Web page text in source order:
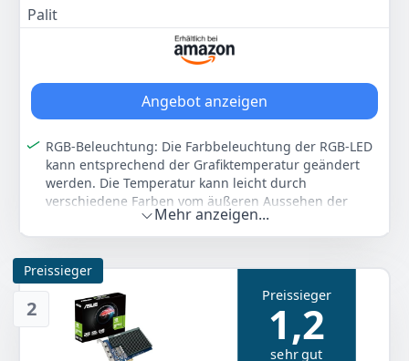
Boost, Ampere Architektur, 3X DisplayPort,
HDMI, Dual Lüfter, NE63050019P1-190AD,
Palit
Angebot anzeigen
RGB-Beleuchtung: Die Farbbeleuchtung der RGB-LED
kann entsprechend der Grafiktemperatur geändert
werden. Die Temperatur kann leicht durch
verschiedene Farben vom äußeren Aussehen der
Grafikkarte erkannt werden. Spieler können aus 16,8
Millionen Farben wählen, um ihren eigenen Stil und
Vorlieben zu entsprechen.
0 dB TECH: Bleiben Sie ruhig, während Sie die
Multimedia-Anwendung und allgemeine
Arbeitsbelastung erleben. Die Betriebslüfter treten
nur bei Arbeiten mit schwereren Belastungen auf.
Powered by Ampere: NVIDIA's RTX-Architektur der 2.
Mehr anzeigen...
2
Preissieger
Preissieger
1,2
sehr gut